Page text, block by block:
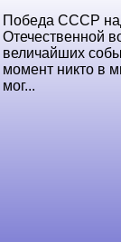
Победа СССР
Отечественной
величайших
момент никто в
мог...